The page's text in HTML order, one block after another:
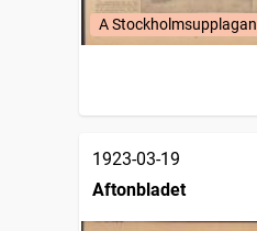
A Stockholmsupplagan
1923-03-19
Aftonbladet